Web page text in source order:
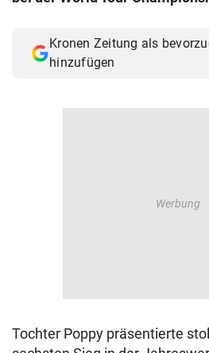
Kronen Zeitung als
hinzufügen
Tochter Poppy präsentierte